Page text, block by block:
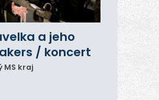
a jeho
/ koncert
MS kraj